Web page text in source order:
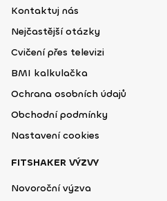
Kontaktuj nás
Nejčastější otázky
Cvičení přes televizi
BMI kalkulačka
Ochrana osobních údajů
Obchodní podmínky
Nastavení cookies
FITSHAKER VÝZVY
Novoroční výzva